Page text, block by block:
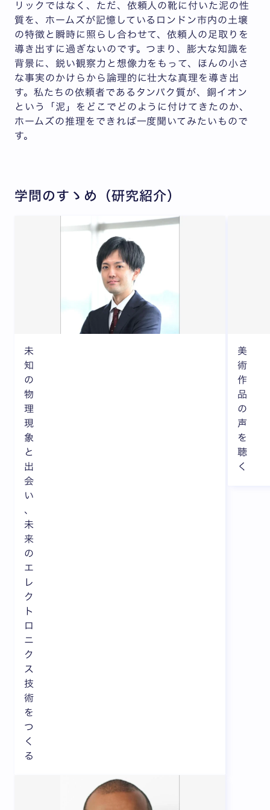
リックではなく、ただ、依頼人の靴に付いた泥の性
質を、ホームズが記憶しているロンドン市内の土壌
の特徴と瞬時に照らし合わせて、依頼人の足取りを
導き出すに過ぎないのです。つまり、膨大な知識を
背景に、鋭い観察力と想像力をもって、ほんの小さ
な事実のかけらから論理的に壮大な真理を導き出
す。私たちの依頼者であるタンパク質が、銅イオン
という「泥」をどこでどのように付けてきたのか、
ホームズの推理をできれば一度聞いてみたいもので
す。
学問のすゝめ（研究紹介）
未
知
の
物
理
現
象
と
出
会
い
、
未
来
の
エ
レ
ク
ト
ロ
ニ
ク
ス
技
術
を
つ
く
る
美
術
作
品
の
声
を
聴
く